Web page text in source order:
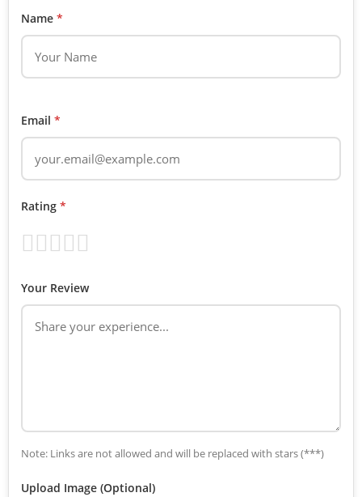
Name *
Email *
Rating *
Your Review
Note: Links are not allowed and will be replaced with stars (***)
Upload Image (Optional)